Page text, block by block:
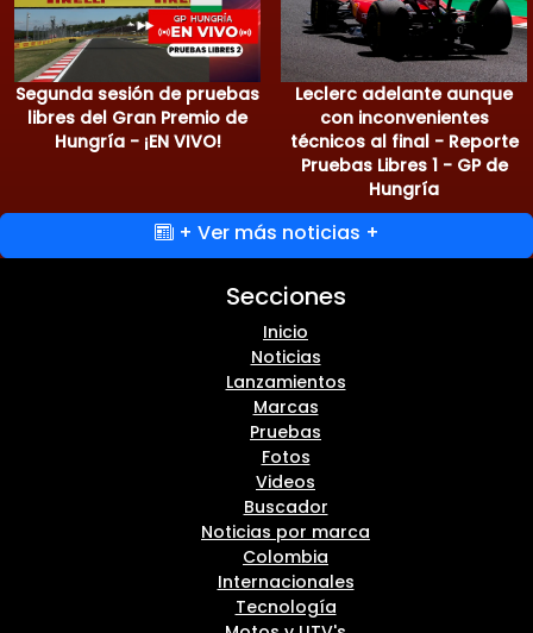
Segunda sesión de pruebas
libres del Gran Premio de
Hungría - ¡EN VIVO!
Leclerc adelante aunque
con inconvenientes
técnicos al final - Reporte
Pruebas Libres 1 - GP de
Hungría
+ Ver más noticias +
Secciones
Inicio
Noticias
Lanzamientos
Marcas
Pruebas
Fotos
Videos
Buscador
Noticias por marca
Colombia
Internacionales
Tecnología